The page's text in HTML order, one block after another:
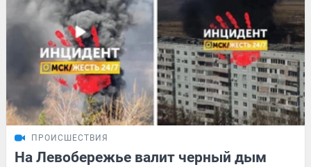
ПРОИСШЕСТВИЯ
На Левобережье валит черный дым